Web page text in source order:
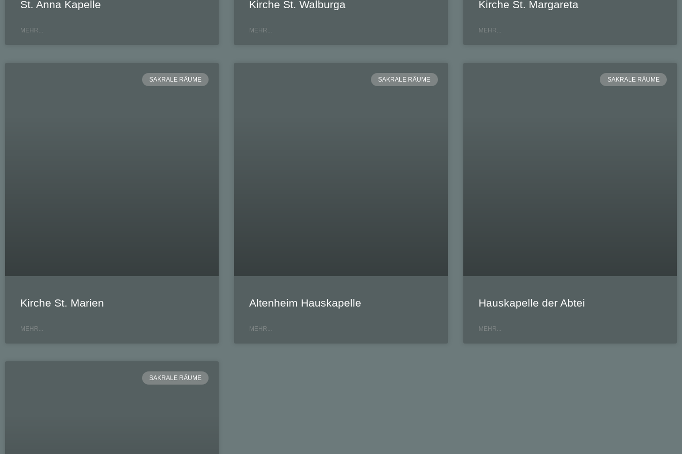
St. Anna Kapelle
MEHR...
Kirche St. Walburga
MEHR...
Kirche St. Margareta
MEHR...
SAKRALE RÄUME
Kirche St. Marien
MEHR...
SAKRALE RÄUME
Altenheim Hauskapelle
MEHR...
SAKRALE RÄUME
Hauskapelle der Abtei
MEHR...
SAKRALE RÄUME